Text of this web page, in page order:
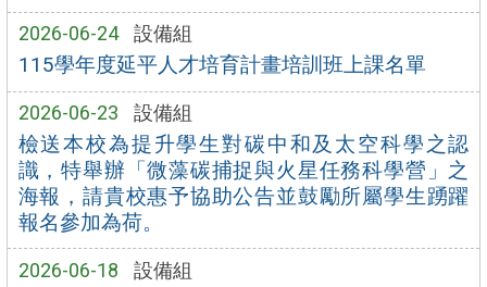
2026-06-24 設備組
115學年度延平人才培育計畫培訓班上課名單
2026-06-23 設備組
檢送本校為提升學生對碳中和及太空科學之認
識，特舉辦「微藻碳捕捉與火星任務科學營」之
海報，請貴校惠予協助公告並鼓勵所屬學生踴躍
報名參加為荷。
2026-06-18 設備組